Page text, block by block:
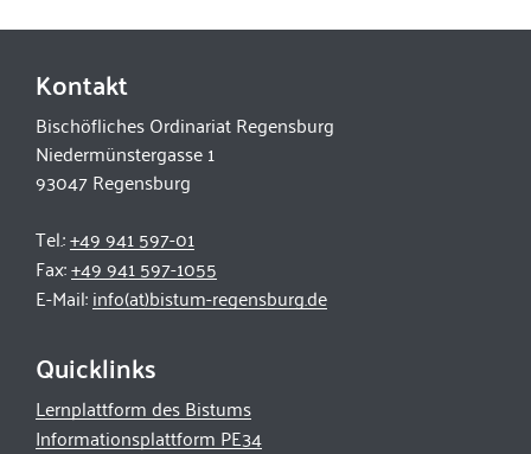
Kontakt
Bischöfliches Ordinariat Regensburg
Niedermünstergasse 1
93047 Regensburg
Tel.:+49 941 597-01
Fax:+49 941 597-1055
E-Mail:info(at)bistum-regensburg.de
Quicklinks
Lernplattform des Bistums
Informationsplattform PE34